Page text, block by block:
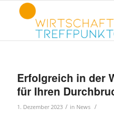
Erfolgreich in der
für Ihren
1. Dezember 2023 / in News /